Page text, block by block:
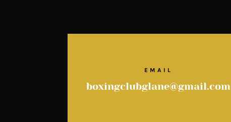
EMAIL
boxingclubglane@gmail.com